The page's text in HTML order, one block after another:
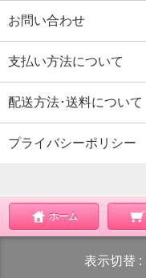
お問い合わせ
支払い方法について
配送方法･送料について
プライバシーポリシー
ホーム
表示切替 :